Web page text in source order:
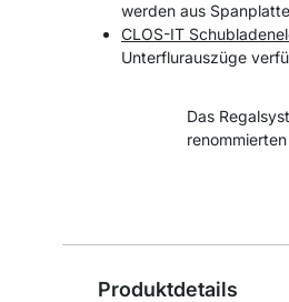
werden aus
CLOS-IT
Unterflurauszüge
Das
Produktdetails